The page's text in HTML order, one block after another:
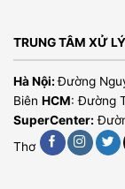
TRUNG TÂM XỬ
Hà Nội:Đường
Biên HCM: Đường
SuperCenter:
Thơ